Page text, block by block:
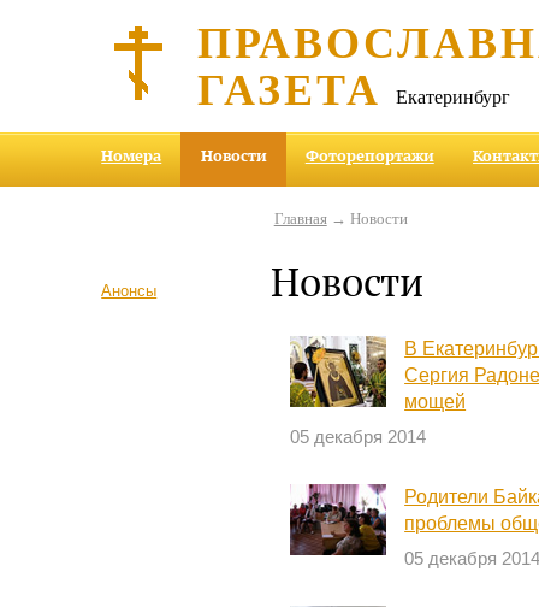
ГАЗЕТА Екатеринбург
Номера Новости Фоторепортажи
Анонсы
Главная→ Новости
Новости
В
Сергия
мощей
05 декабря 2014
Родители
проблемы
05 декабря